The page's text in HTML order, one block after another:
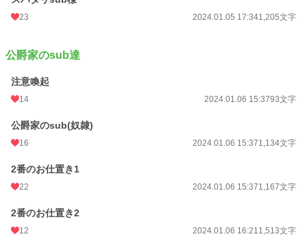
23 2024.01.05 17:341,205文字
公爵家のsub達
注意喚起
14 2024.01.06 15:3793文字
公爵家のsub(奴隷)
16 2024.01.06 15:371,134文字
2番のお仕置き1
22 2024.01.06 15:371,167文字
2番のお仕置き2
12 2024.01.06 16:211,513文字